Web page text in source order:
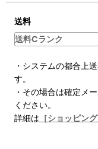
送料
送料Cランク
・システムの都合上
す。
・その場合は確定メ
ください。
詳細は ［ショッピン